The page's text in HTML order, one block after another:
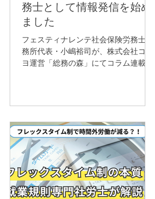
務士として情報発信を始め
ました
フェスティナレンテ社会保険労務士事
務所代表・小嶋裕司が、株式会社コク
ヨ運営「総務の森」にてコラム連載を